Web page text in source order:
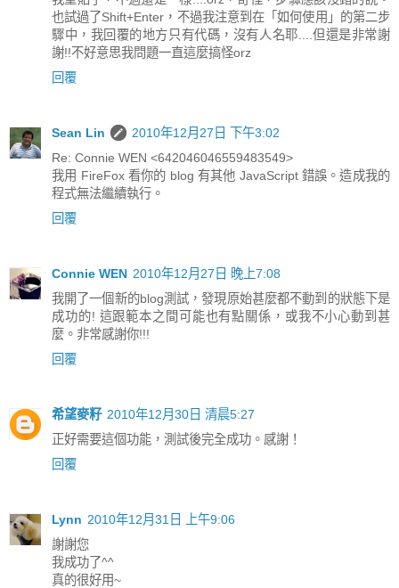
也試過了Shift+Enter，不過我注意到在「如何使用」的第二步
驟中，我回覆的地方只有代碼，沒有人名耶....但還是非常謝
謝!!不好意思我問題一直這麼搞怪orz
回覆
Sean Lin
2010年12月27日 下午3:02
Re: Connie WEN <642046046559483549>
我用 FireFox 看你的 blog 有其他 JavaScript 錯誤。造成我的
程式無法繼續執行。
回覆
Connie WEN 2010年12月27日 晚上7:08
我開了一個新的blog測試，發現原始甚麼都不動到的狀態下是
成功的! 這跟範本之間可能也有點關係，或我不小心動到甚
麼。非常感謝你!!!
回覆
希望麥籽 2010年12月30日 清晨5:27
正好需要這個功能，測試後完全成功。感謝！
回覆
Lynn 2010年12月31日 上午9:06
謝謝您
我成功了^^
真的很好用~